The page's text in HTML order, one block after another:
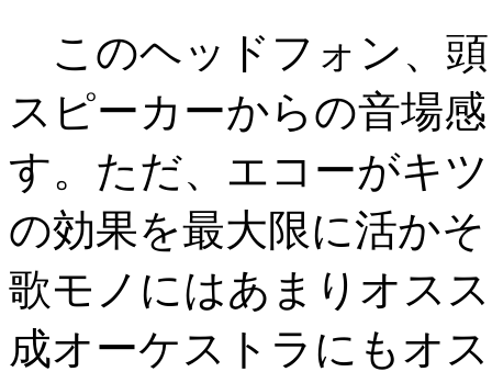
このヘッドフォン、
スピーカーからの音場
す。ただ、エコーがキ
の効果を最大限に活か
歌モノにはあまりオス
成オーケストラにもオ